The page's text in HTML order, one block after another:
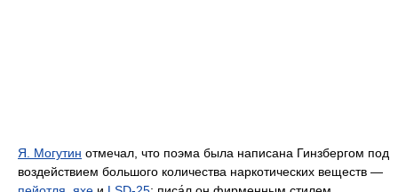
Я. Могутин отмечал, что поэма была написана Гинзбергом под
воздействием большого количества наркотических веществ —